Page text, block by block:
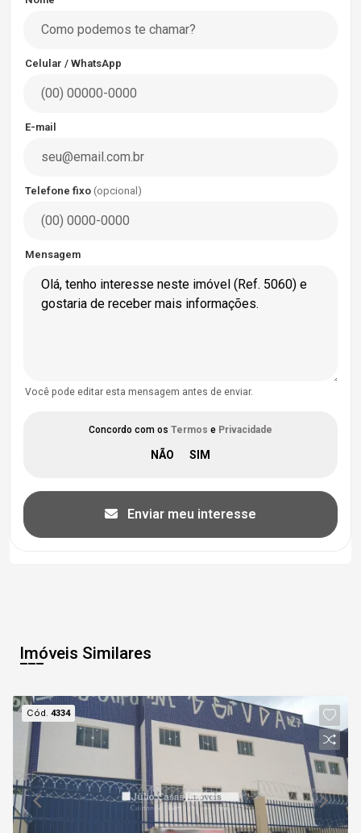
Celular / WhatsApp
E-mail
Telefone fixo (opcional)
Mensagem
Você pode editar esta mensagem antes de enviar.
Concordo com os Termos e Privacidade
Enviar meu interesse
Imóveis Similares
Cód.4334